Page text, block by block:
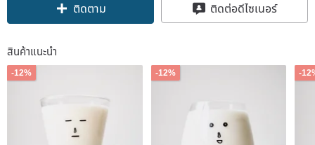
ติดตาม ติดต่อดีไซเนอร์
สินค้าแนะนำ
-12% -12% -